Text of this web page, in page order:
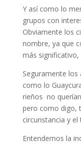
Y así como lo
grupos con
Obviamente los
nombre, ya que
más
Seguramente
como lo
rieños no
pero como digo,
circunstancia y el
Entendemos la